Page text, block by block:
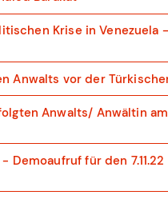
Krise in Venezuela
Anwalts vor der
Anwalts/ Anwältin
für den 7.11.22